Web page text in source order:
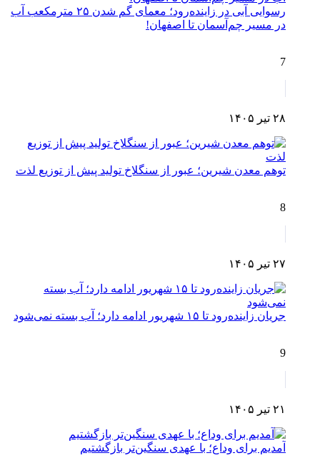
رسوایی آبی در زاینده‌رود؛ معمای گم شدن ۲۵ مترمکعب آب
در مسیر چم‌آسمان تا اصفهان!
7
۲۸ تیر ۱۴۰۵
توهم معدن شیرین؛ عبور از سنگلاخ تولید پیش از توزیع لذت
8
۲۷ تیر ۱۴۰۵
جریان زاینده‌رود تا ۱۵ شهریور ادامه دارد؛ آب بسته نمی‌شود
9
۲۱ تیر ۱۴۰۵
آمدیم برای وداع؛ با عهدی سنگین‌تر بازگشتیم